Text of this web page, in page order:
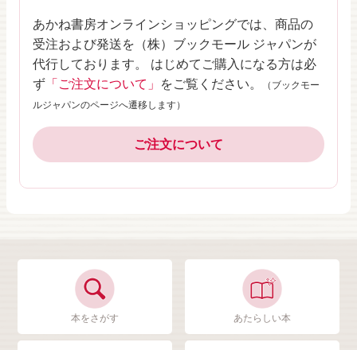
あかね書房オンラインショッピングでは、商品の
受注および発送を（株）ブックモール ジャパンが
代行しております。 はじめてご購入になる方は必
ず 「ご注文について」 をご覧ください。
（ブックモー
ルジャパンのページへ遷移します）
ご注文について
本をさがす あたらしい本